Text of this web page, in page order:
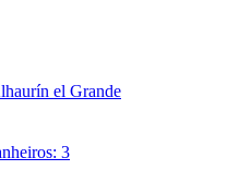
el Grande
3